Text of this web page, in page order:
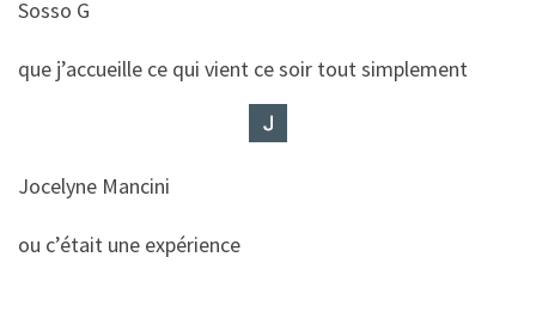
Sosso G
​​que j’accueille ce qui vient ce soir tout simplement
Jocelyne Mancini
​​ou c’était une expérience